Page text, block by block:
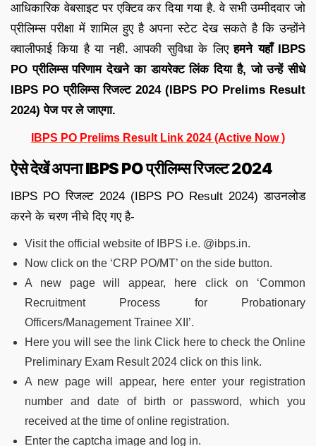
आधिकारिक वेबसाइट पर एक्टिव कर दिया गया है. वे सभी उम्मीदवार जो
प्रीलिम्स परीक्षा में शामिल हुए है अपना स्टेट देख सकते है कि उन्होंने
क्वालीफाई किया है या नही. आपकी सुविधा के लिएहमने यहाँ IBPS
PO प्रीलिम्स परिणाम देखने का डायरेक्ट लिंक दिया है, जो उन्हें सीधे
IBPS PO प्रीलिम्स रिजल्ट 2024 (IBPS PO Prelims Result
2024) पेज पर ले जाएगा.
IBPS PO Prelims Result Link 2024 (Active Now )
ऐसे देखें अपना IBPS PO प्रीलिम्स रिजल्ट 2024
IBPS PO रिजल्ट 2024 (IBPS PO Result 2024) डाउनलोड
करने के चरण नीचे दिए गए है-
Visit the official website of IBPS i.e. @ibps.in.
Now click on the ‘CRP PO/MT’ on the side button.
A new page will appear, here click on ‘Common
Recruitment Process for Probationary
Officers/Management Trainee XII’.
Here you will see the link Click here to check the Online
Preliminary Exam Result 2024 click on this link.
A new page will appear, here enter your registration
number and date of birth or password, which you
received at the time of online registration.
Enter the captcha image and log in.